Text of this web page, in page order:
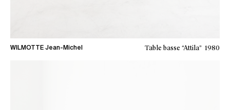
WILMOTTE Jean-Michel Table basse “Attila” 1980